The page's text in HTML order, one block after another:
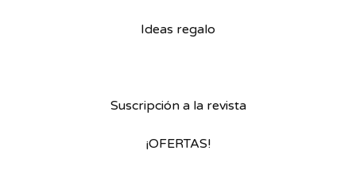
Ideas regalo
Suscripción a la revista
¡OFERTAS!